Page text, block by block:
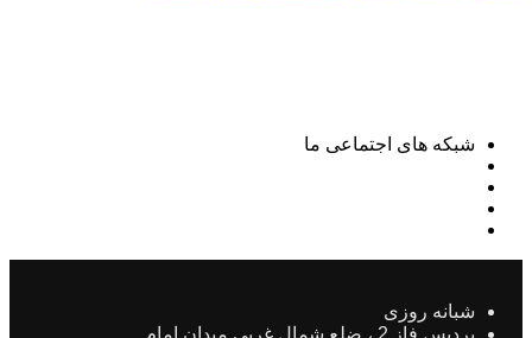
شبکه های اجتماعی ما
شبانه روزی
پردیس فاز 2 ، ضلع شمال غربی میدان امام